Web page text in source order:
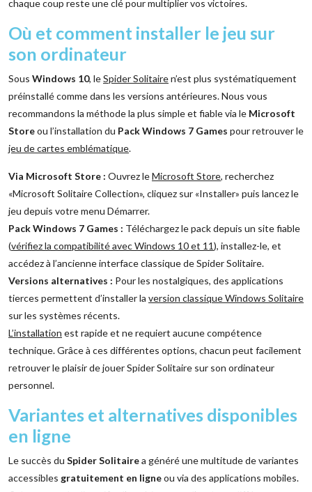
chaque coup reste une clé pour multiplier vos victoires.
Où et comment installer le jeu sur
son ordinateur
Sous Windows 10, leSpider Solitairen’est plus systématiquement
préinstallé comme dans les versions antérieures. Nous vous
recommandons la méthode la plus simple et fiable via le Microsoft
Storeou l’installation du Pack Windows 7 Games pour retrouver le
jeu de cartes emblématique.
Via Microsoft Store : Ouvrez leMicrosoft Store, recherchez
«Microsoft Solitaire Collection», cliquez sur «Installer» puis lancez le
jeu depuis votre menu Démarrer.
Pack Windows 7 Games : Téléchargez le pack depuis un site fiable
(vérifiez la compatibilité avec Windows 10 et 11), installez-le, et
accédez à l’ancienne interface classique de Spider Solitaire.
Versions alternatives : Pour les nostalgiques, des applications
tierces permettent d’installer la version classique Windows Solitaire
sur les systèmes récents.
L’installation est rapide et ne requiert aucune compétence
technique. Grâce à ces différentes options, chacun peut facilement
retrouver le plaisir de jouer Spider Solitaire sur son ordinateur
personnel.
Variantes et alternatives disponibles
en ligne
Le succès du Spider Solitairea généré une multitude de variantes
accessibles gratuitement en ligneou via des applications mobiles.